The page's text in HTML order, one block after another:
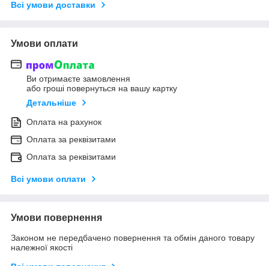
Всі умови доставки
Умови оплати
Ви отримаєте замовлення
або гроші повернуться на вашу картку
Детальніше
Оплата на рахунок
Оплата за реквізитами
Оплата за реквізитами
Всі умови оплати
Умови повернення
Законом не передбачено повернення та обмін даного товару
належної якості